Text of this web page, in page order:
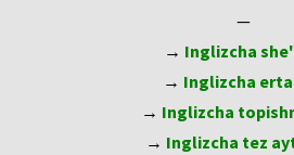
—
→ Inglizcha
→ Inglizcha
→ Inglizcha
→ Inglizcha tez